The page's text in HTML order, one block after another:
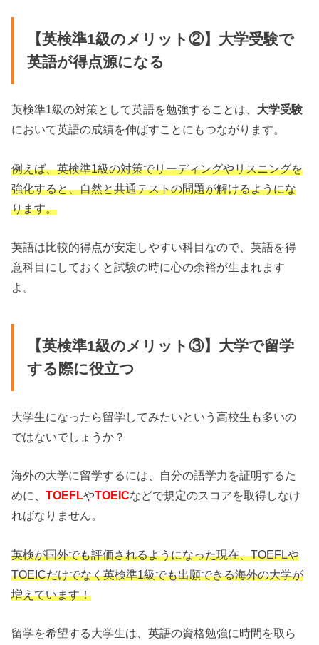
【英検準1級のメリット②】大学受験で
英語が得点源になる
英検準1級の対策として英語を勉強することは、 大学受験
において英語の成績を伸ばすことにもつながります。
例えば、英検準1級の対策でリーディングやリスニングを
強化すると、自然と共通テストの問題が解けるようにな
ります。
英語は比較的得点が安定しやすい科目なので、英語を得
意科目にしておくと試験の時に心の余裕が生まれます
よ。
【英検準1級のメリット③】大学で留学
する際に役立つ
大学生になったら留学してみたいという高校生も多いの
ではないでしょうか？
海外の大学に留学するには、自分の語学力を証明するた
めに、TOEFLやTOEICなどで規定のスコアを取得しなけ
ればなりません。
英検が国外でも評価されるようになった現在、TOEFLや
TOEICだけでなく英検準1級でも出願できる海外の大学が
増えています！
留学を希望する大学生は、英語の資格勉強に時間を取ら